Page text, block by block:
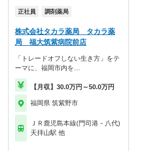
正社員 調剤薬局
株式会社タカラ薬局 タカラ薬
局 福大筑紫病院前店
「トレードオフしない生き方」をテ
ーマに、福岡市内を…
【月収】30.0万円～50.0万円
福岡県 筑紫野市
ＪＲ鹿児島本線(門司港－八代)
天拝山駅 他